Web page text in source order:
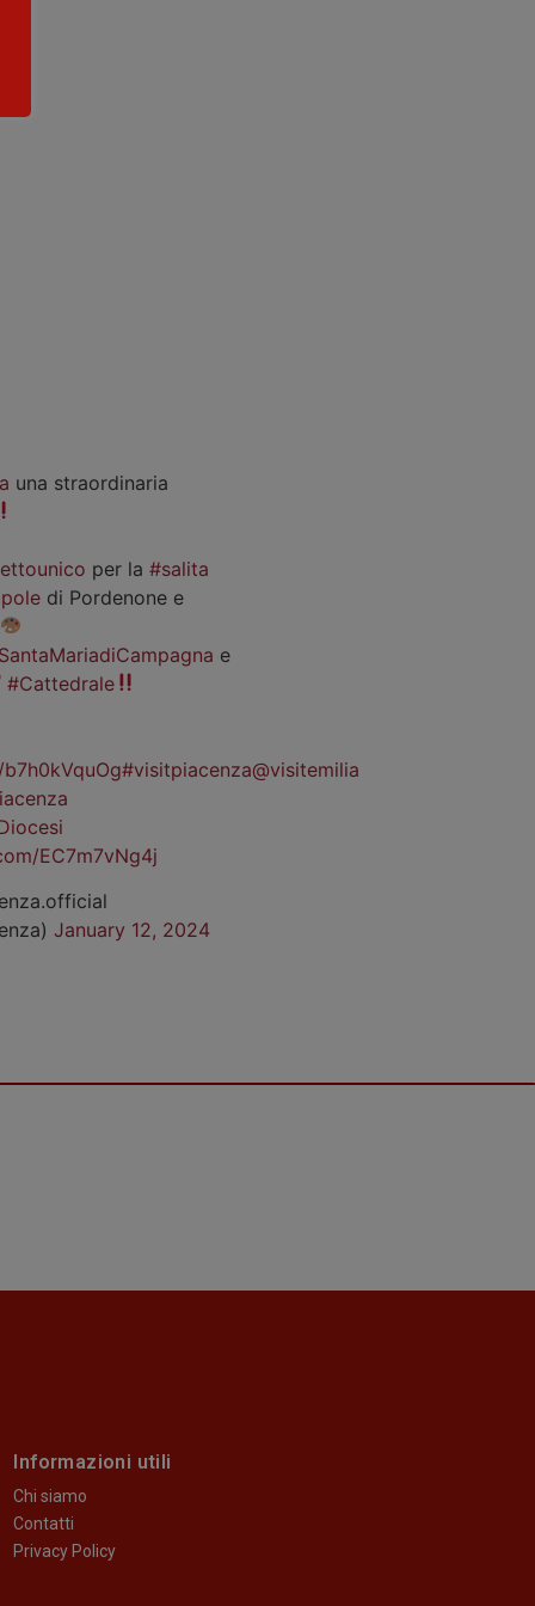
una straordinaria
per la#salita
di Pordenone e
e
#Cattedrale
#visitpiacenza@visitemilia
EC7m7vNg4j
January 12, 2024
Informazioni utili
Chi siamo
Contatti
Privacy Policy